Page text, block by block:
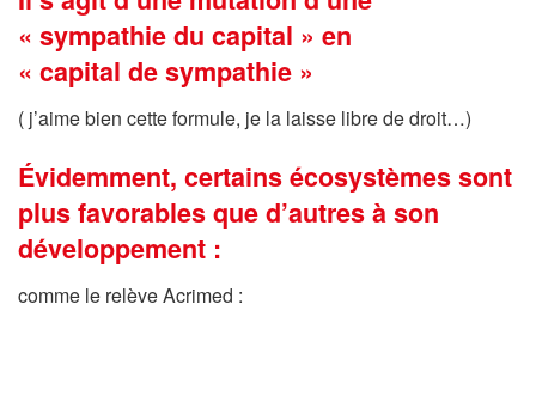
« sympathie du capital » en
« capital de sympathie »
( j’aime bien cette formule, je la laisse libre de droit…)
Évidemment, certains écosystèmes sont
plus favorables que d’autres à son
développement :
comme le relève Acrimed :